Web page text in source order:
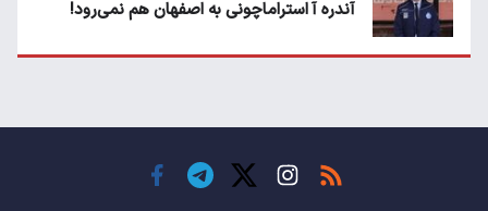
آندره آ استراماچونی به اصفهان هم نمی‌رود!
حسن روی هوا!